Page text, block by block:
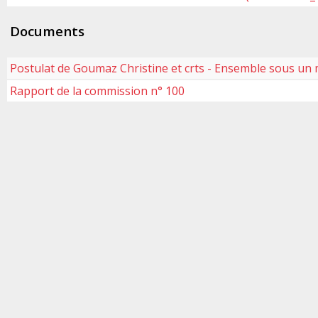
Documents
Postulat de Goumaz Christine et crts - Ensemble sous
Rapport de la commission n° 100